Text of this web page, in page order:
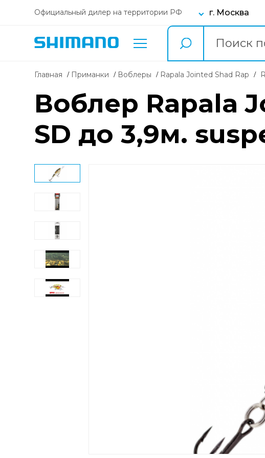
Официальный дилер на территории РФ г. Москва
Главная Приманки воблеры Rapala Jointed Shad Rap
Воблер Rapala
SD до 3,9м.